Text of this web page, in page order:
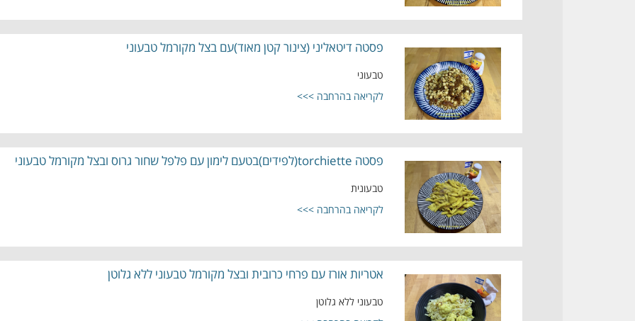
פסטה דיטאליני (צינור קטן מאוד)עם בצל מקורמל טבעוני
טבעוני
לקריאה בהרחבה >>>
פסטה torchiette(לפידים)בטעם לימון עם פלפל שחור גרוס ובצל מקורמל טבעוני
טבעונית
לקריאה בהרחבה >>>
אטריות אורז עם פרחי כרובית ובצל מקורמל טבעוני ללא גלוטן
טבעוני ללא גלוטן